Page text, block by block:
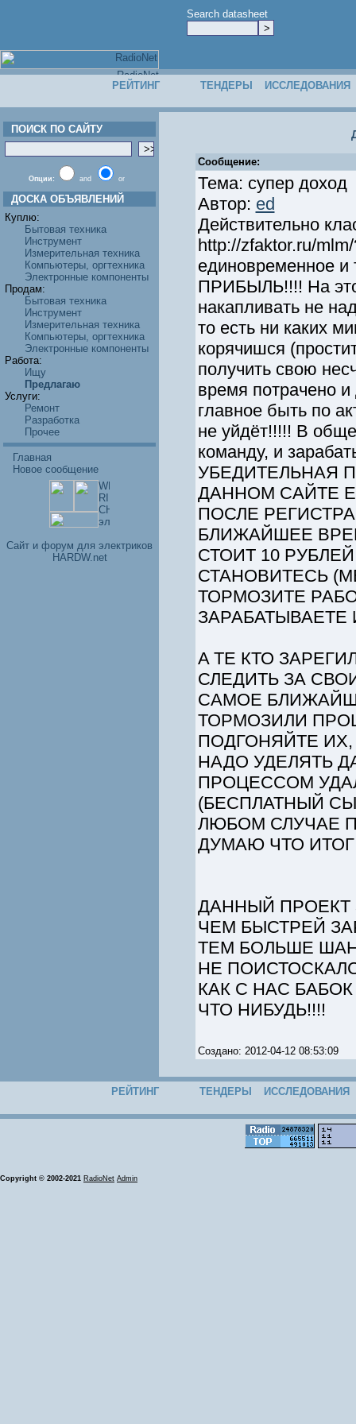
Search datasheet
РЕЙТИНГ ТЕНДЕРЫ ИССЛЕДОВАНИЯ
ПОИСК ПО САЙТУ
Опции: and or
ДОСКА ОБЪЯВЛЕНИЙ
Куплю:
Бытовая техника
Инструмент
Измерительная техника
Компьютеры, оргтехника
Электронные компоненты
Продам:
Бытовая техника
Инструмент
Измерительная техника
Компьютеры, оргтехника
Электронные компоненты
Работа:
Ищу
Предлагаю
Услуги:
Ремонт
Разработка
Прочее
Главная
Новое сообщение
Cайт и форум для электриков
HARDW.net
Сообщение:
Тема: супер доход
Автор: ed
Действительно
http://zfaktor.ru/
единовременное
ПРИБЫЛЬ!!!! На
накапливать не
то есть ни каких
корячишся
получить свою
время потрачено
главное быть по
не уйдёт!!!!! В
команду, и
УБЕДИТЕЛЬНАЯ
ДАННОМ САЙТЕ
ПОСЛЕ
БЛИЖАЙШЕЕ
СТОИТ 10
СТАНОВИТЕСЬ
ТОРМОЗИТЕ
ЗАРАБАТЫВАЕТЕ
A ТЕ КТО
СЛЕДИТЬ ЗА
САМОЕ
ТОРМОЗИЛИ
ПОДГОНЯЙТЕ
НАДО УДЕЛЯТЬ
ПРОЦЕССОМ
(БЕСПЛАТНЫЙ
ЛЮБОМ СЛУЧАЕ
ДУМАЮ ЧТО ИТОГ
ДАННЫЙ ПРОЕКТ
ЧЕМ БЫСТРЕЙ
ТЕМ БОЛЬШЕ
НЕ
КАК С НАС
ЧТО НИБУДЬ!!!!
Создано: 2012-04-12 08:53:09
РЕЙТИНГ ТЕНДЕРЫ ИССЛЕДОВАНИЯ
Copyright © 2002-2021 RadioNet Admin